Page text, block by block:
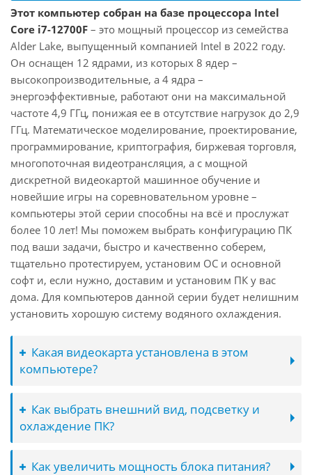
Этот компьютер собран на базе процессора Intel
Core i7-12700F – это мощный процессор из семейства
Alder Lake, выпущенный компанией Intel в 2022 году.
Он оснащен 12 ядрами, из которых 8 ядер –
высокопроизводительные, а 4 ядра –
энергоэффективные, работают они на максимальной
частоте 4,9 ГГц, понижая ее в отсутствие нагрузок до 2,9
ГГц. Математическое моделирование, проектирование,
программирование, криптография, биржевая торговля,
многопоточная видеотрансляция, а с мощной
дискретной видеокартой машинное обучение и
новейшие игры на соревновательном уровне –
компьютеры этой серии способны на всё и прослужат
более 10 лет! Мы поможем выбрать конфигурацию ПК
под ваши задачи, быстро и качественно соберем,
тщательно протестируем, установим ОС и основной
софт и, если нужно, доставим и установим ПК у вас
дома. Для компьютеров данной серии будет нелишним
установить хорошую систему водяного охлаждения.
Какая видеокарта установлена в этом
компьютере?
Как выбрать внешний вид, подсветку и
охлаждение ПК?
Как увеличить мощность блока питания?